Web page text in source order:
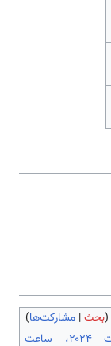
(بحث| مشارکت‌ها)
‏۲۶ اوت ۲۰۲۴، ساعت